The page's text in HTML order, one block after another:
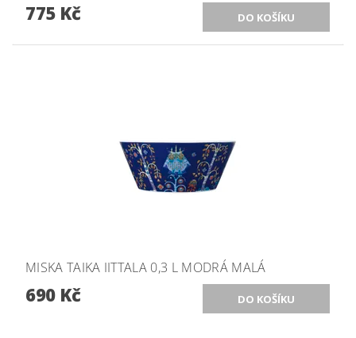
775 Kč
MISKA TAIKA IITTALA 0,3 L MODRÁ MALÁ
690 Kč